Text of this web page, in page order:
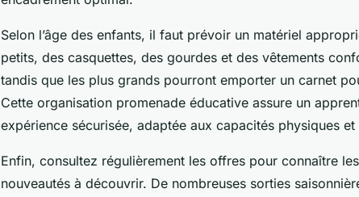
Selon l’âge des enfants, il faut prévoir un matériel
petits, des casquettes, des gourdes et des vêtements
tandis que les plus grands pourront emporter un carnet
Cette organisation promenade éducative assure un
expérience sécurisée, adaptée aux capacités physiques
Enfin, consultez régulièrement les offres pour connaître
nouveautés à découvrir. De nombreuses sorties